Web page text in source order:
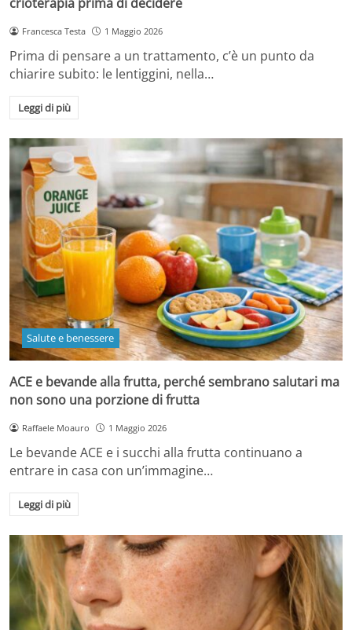
Francesca Testa 1 Maggio 2026
Prima di pensare a un trattamento, c’è un punto da
chiarire subito: le lentiggini, nella…
Leggi di più
Salute e benessere
ACE e bevande alla frutta, perché sembrano salutari ma
non sono una porzione di frutta
Raffaele Moauro 1 Maggio 2026
Le bevande ACE e i succhi alla frutta continuano a
entrare in casa con un’immagine…
Leggi di più